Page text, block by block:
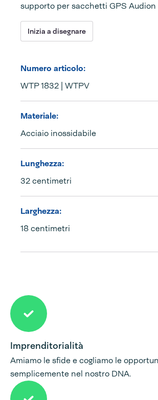
supporto per sacchetti GPS Audion
Inizia a disegnare
Numero articolo:
WTP 1832 | WTPV
Materiale:
Acciaio inossidabile
Lunghezza:
32 centimetri
Larghezza:
18 centimetri
Imprenditorialità
Amiamo le sfide e cogliamo le
semplicemente nel nostro DNA.